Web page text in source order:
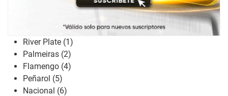
River Plate (1)
Palmeiras (2)
Flamengo (4)
Peñarol (5)
Nacional (6)